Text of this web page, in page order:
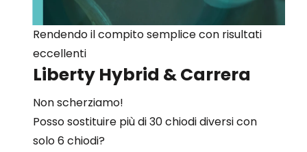
Rendendo il compito semplice con risultati
eccellenti
Liberty Hybrid & Carrera
Non scherziamo!
Posso sostituire più di 30 chiodi diversi con
solo 6 chiodi?